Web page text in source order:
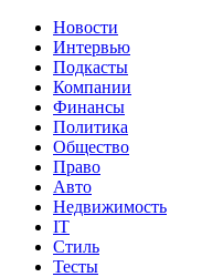
Новости
Интервью
Подкасты
Компании
Финансы
Политика
Общество
Право
Авто
Недвижимость
IT
Стиль
Тесты